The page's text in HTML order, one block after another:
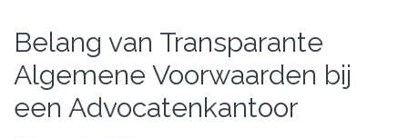
Belang van Transparante
Algemene Voorwaarden bij
een Advocatenkantoor